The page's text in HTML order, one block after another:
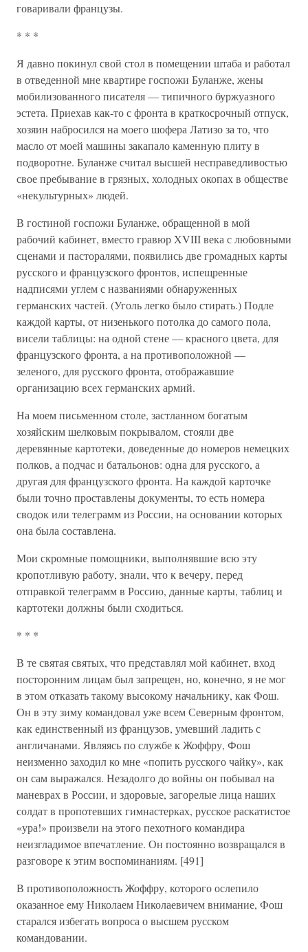
говаривали французы.
* * *
Я давно покинул свой стол в помещении штаба и работал
в отведенной мне квартире госпожи Буланже, жены
мобилизованного писателя — типичного буржуазного
эстета. Приехав как-то с фронта в краткосрочный отпуск,
хозяин набросился на моего шофера Латизо за то, что
масло от моей машины закапало каменную плиту в
подворотне. Буланже считал высшей несправедливостью
свое пребывание в грязных, холодных окопах в обществе
«некультурных» людей.
В гостиной госпожи Буланже, обращенной в мой
рабочий кабинет, вместо гравюр XVIII века с любовными
сценами и пасторалями, появились две громадных карты
русского и французского фронтов, испещренные
надписями углем с названиями обнаруженных
германских частей. (Уголь легко было стирать.) Подле
каждой карты, от низенького потолка до самого пола,
висели таблицы: на одной стене — красного цвета, для
французского фронта, а на противоположной —
зеленого, для русского фронта, отображавшие
организацию всех германских армий.
На моем письменном столе, застланном богатым
хозяйским шелковым покрывалом, стояли две
деревянные картотеки, доведенные до номеров немецких
полков, а подчас и батальонов: одна для русского, а
другая для французского фронта. На каждой карточке
были точно проставлены документы, то есть номера
сводок или телеграмм из России, на основании которых
она была составлена.
Мои скромные помощники, выполнявшие всю эту
кропотливую работу, знали, что к вечеру, перед
отправкой телеграмм в Россию, данные карты, таблиц и
картотеки должны были сходиться.
* * *
В те святая святых, что представлял мой кабинет, вход
посторонним лицам был запрещен, но, конечно, я не мог
в этом отказать такому высокому начальнику, как Фош.
Он в эту зиму командовал уже всем Северным фронтом,
как единственный из французов, умевший ладить с
англичанами. Являясь по службе к Жоффру, Фош
неизменно заходил ко мне «попить русского чайку», как
он сам выражался. Незадолго до войны он побывал на
маневрах в России, и здоровые, загорелые лица наших
солдат в пропотевших гимнастерках, русское раскатистое
«ура!» произвели на этого пехотного командира
неизгладимое впечатление. Он постоянно возвращался в
разговоре к этим воспоминаниям. [491]
В противоположность Жоффру, которого ослепило
оказанное ему Николаем Николаевичем внимание, Фош
старался избегать вопроса о высшем русском
командовании.